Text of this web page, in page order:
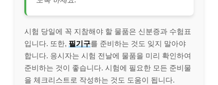
시험 당일에 꼭 지참해야 할 물품은 신분증과 수험표
입니다. 또한, 필기구를 준비하는 것도 잊지 말아야
합니다. 응시자는 시험 전날에 물품을 미리 확인하여
준비하는 것이 좋습니다. 시험에 필요한 모든 준비물
을 체크리스트로 작성하는 것도 도움이 됩니다.